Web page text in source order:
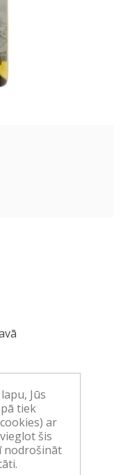
Jūs
tiek
ar
šis
nodrošināt